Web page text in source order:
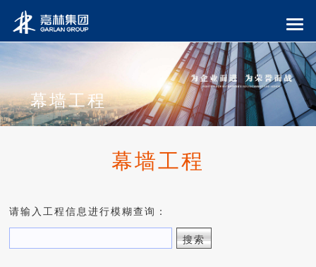
幕墙工程
幕墙工程
请输入工程信息进行模糊查询：